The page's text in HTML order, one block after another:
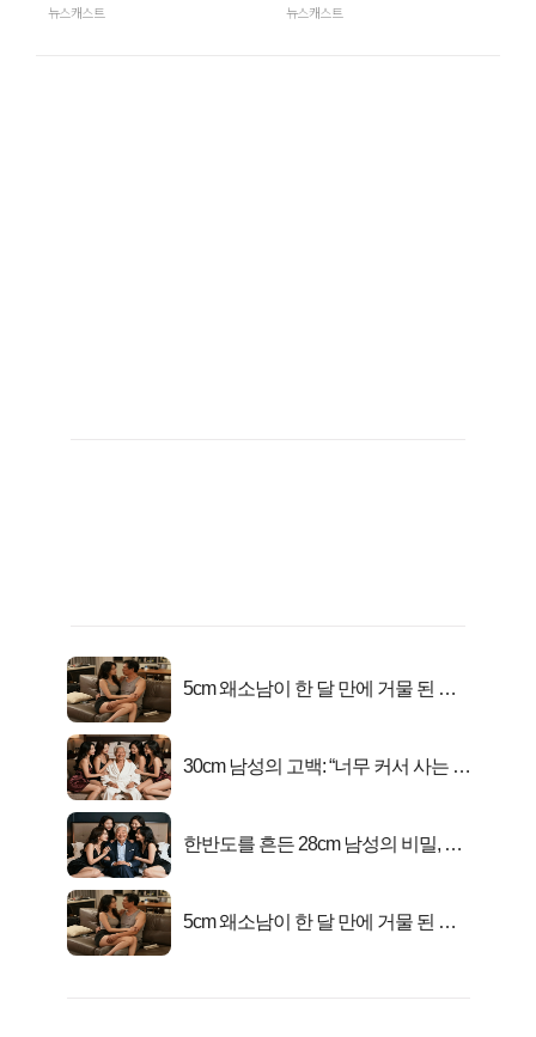
뉴스캐스트 뉴스캐스트
5cm 왜소남이 한 달 만에 거물 된 사
30cm 남성의 고백: “너무 커서 사는 게
한반도를 흔든 28cm 남성의 비밀, 매
5cm 왜소남이 한 달 만에 거물 된 사